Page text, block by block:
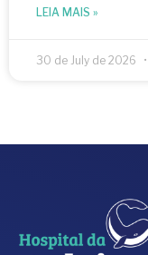
LEIA MAIS »
30 de July de 2026